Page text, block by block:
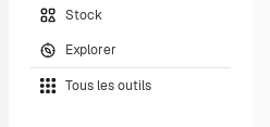
Stock
Explorer
Tous les outils